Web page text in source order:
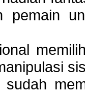
pemain
sudah